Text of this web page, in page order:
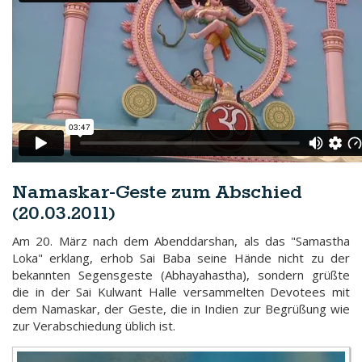
Namaskar-Geste zum Abschied
(20.03.2011)
Am 20. März nach dem Abenddarshan, als das "Samastha
Loka" erklang, erhob Sai Baba seine Hände nicht zu der
bekannten Segensgeste (Abhayahastha), sondern grüßte
die in der Sai Kulwant Halle versammelten Devotees mit
dem Namaskar, der Geste, die in Indien zur Begrüßung wie
zur Verabschiedung üblich ist.